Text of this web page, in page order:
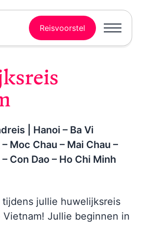
Reisvoorstel
| Hanoi – Ba Vi
Moc Chau – Mai Chau –
Con Dao – Ho Chi Minh
tijdens jullie huwelijksreis
Jullie beginnen in